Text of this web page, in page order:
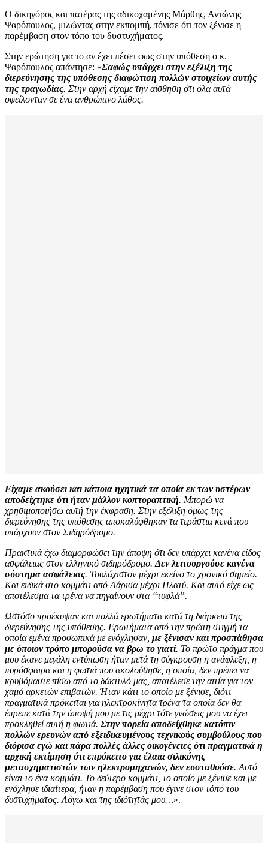
Ο δικηγόρος και πατέρας της αδικοχαμένης Μάρθης, Αντώνης
Ψαρόπουλος, μιλώντας στην εκπομπή, τόνισε ότι τον ξένισε η
παρέμβαση στον τόπο του δυστυχήματος.
Στην ερώτηση για το αν έχει πέσει φως στην υπόθεση ο κ.
Ψαρόπουλος απάντησε: «Σαφώς υπάρχει στην εξέλιξη της
διερεύνησης της υπόθεσης διαφώτιση πολλών στοιχείων αυτής
της τραγωδίας. Στην αρχή είχαμε την αίσθηση ότι όλα αυτά
οφείλονταν σε ένα ανθρώπινο λάθος.
Είχαμε ακούσει και κάποια ηχητικά τα οποία εκ των υστέρων
αποδείχτηκε ότι ήταν μάλλον κοπτοραπτική. Μπορώ να
χρησιμοποιήσω αυτή την έκφραση. Στην εξέλιξη όμως της
διερεύνησης της υπόθεσης αποκαλύφθηκαν τα τεράστια κενά που
υπάρχουν στον Σιδηρόδρομο.
Πρακτικά έχω διαμορφώσει την άποψη ότι δεν υπάρχει κανένα είδος
ασφάλειας στον ελληνικό σιδηρόδρομο. Δεν λειτουργούσε κανένα
σύστημα ασφάλειας. Τουλάχιστον μέχρι εκείνο το χρονικό σημείο.
Και ειδικά στο κομμάτι από Λάρισα μέχρι Πλατύ. Και αυτό είχε ως
αποτέλεσμα τα τρένα να πηγαίνουν στα “τυφλά”.
Ωστόσο προέκυψαν και πολλά ερωτήματα κατά τη διάρκεια της
διερεύνησης της υπόθεσης. Ερωτήματα από την πρώτη στιγμή τα
οποία εμένα προσωπικά με ενόχλησαν, με ξένισαν και προσπάθησα
με όποιον τρόπο μπορούσα να βρω το γιατί. Το πρώτο πράγμα που
μου έκανε μεγάλη εντύπωση ήταν μετά τη σύγκρουση η ανάφλεξη, η
πυρόσφαιρα και η φωτιά που ακολούθησε, η οποία, δεν πρέπει να
κρυβόμαστε πίσω από το δάκτυλό μας, αποτέλεσε την αιτία για τον
χαμό αρκετών επιβατών. Ήταν κάτι το οποίο με ξένισε, διότι
πραγματικά πρόκειται για ηλεκτροκίνητα τρένα τα οποία δεν θα
έπρεπε κατά την άποψή μου με τις μέχρι τότε γνώσεις μου να έχει
προκληθεί αυτή η φωτιά. Στην πορεία αποδείχθηκε κατόπιν
πολλών ερευνών από εξειδικευμένους τεχνικούς συμβούλους που
διόρισα εγώ και πάρα πολλές άλλες οικογένειες ότι πραγματικά η
αρχική εκτίμηση ότι επρόκειτο για έλαια σιλικόνης
μετασχηματιστών των ηλεκτρομηχανών, δεν ευσταθούσε. Αυτό
είναι το ένα κομμάτι. Το δεύτερο κομμάτι, το οποίο με ξένισε και με
ενόχλησε ιδιαίτερα, ήταν η παρέμβαση που έγινε στον τόπο του
δυστυχήματος. Λόγω και της ιδιότητάς μου…».